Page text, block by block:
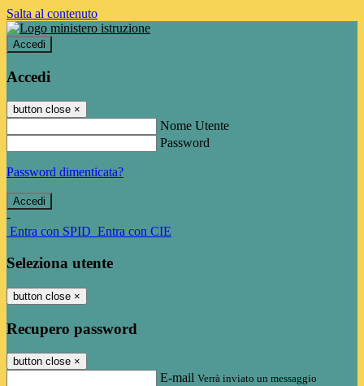
Salta al contenuto
Accedi
Accedi
button close ×
Nome Utente
Password
Password dimenticata?
-
Entra con SPID Entra con CIE
Seleziona utente
button close ×
Recupero password
button close ×
E-mail Verrà inviato un messaggio